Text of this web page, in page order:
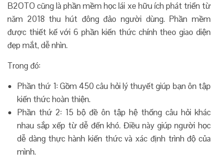
B2OTO cũng là phần mềm học lái xe hữu ích phát triển từ
năm 2018 thu hút đông đảo người dùng. Phần mềm
được thiết kế với 6 phần kiến thức chính theo giao diện
đẹp mắt, dễ nhìn.
Trong đó:
Phần thứ 1: Gồm 450 câu hỏi lý thuyết giúp bạn ôn tập
kiến thức hoàn thiện.
Phần thứ 2: 15 bộ đề ôn tập hệ thống câu hỏi khác
nhau sắp xếp từ dễ đến khó. Điều này giúp người học
dễ dàng thực hành kiến thức và xác định trình độ của
mình.